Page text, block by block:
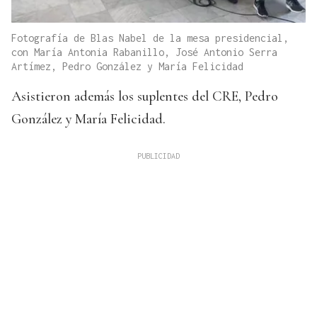
Fotografía de Blas Nabel de la mesa presidencial,
con María Antonia Rabanillo, José Antonio Serra
Artímez, Pedro González y María Felicidad
Asistieron además los suplentes del CRE, Pedro
González y María Felicidad.